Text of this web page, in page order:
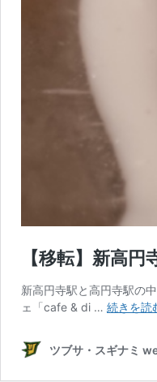
【移転】新高
新高円寺駅と高円寺駅の
ェ「cafe & di … 続きを読
ツブサ・スギナミ